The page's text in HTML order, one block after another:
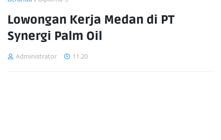
Lowongan Kerja Medan di PT
Synergi Palm Oil
Administrator 11.20